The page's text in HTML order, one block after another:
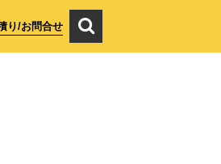
り/お問合せ